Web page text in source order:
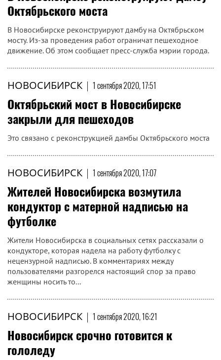
Октябрьского моста
В Новосибирске реконструируют дамбу на Октябрьском
мосту. Из-за проведения работ ограничат пешеходное
движение. Об этом сообщает пресс-служба мэрии города.
НОВОСИБИРСК | 1 сентября 2020, 17:51
Октябрьский мост в Новосибирске
закрыли для пешеходов
Это связано с реконструкцией дамбы Октябрьского моста
НОВОСИБИРСК | 1 сентября 2020, 17:07
Жителей Новосибирска возмутила
кондуктор с матерной надписью на
футболке
Жители Новосибирска в социальных сетях рассказали о
кондукторе, которая надела на работу футболку с
нецензурной надписью. В комментариях между
пользователями разгорелся настоящий спор за право
женщины носить то...
НОВОСИБИРСК | 1 сентября 2020, 16:21
Новосибирск срочно готовится к
гололеду